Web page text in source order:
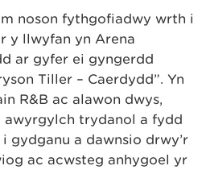
noson fythgofiadwy wrth i
y llwyfan yn Arena
ar gyfer ei gyngerdd
Tiller – Caerdydd”. Yn
R&B ac alawon dwys,
awyrgylch trydanol a fydd
gydganu a dawnsio drwy’r
ac acwsteg anhygoel yr